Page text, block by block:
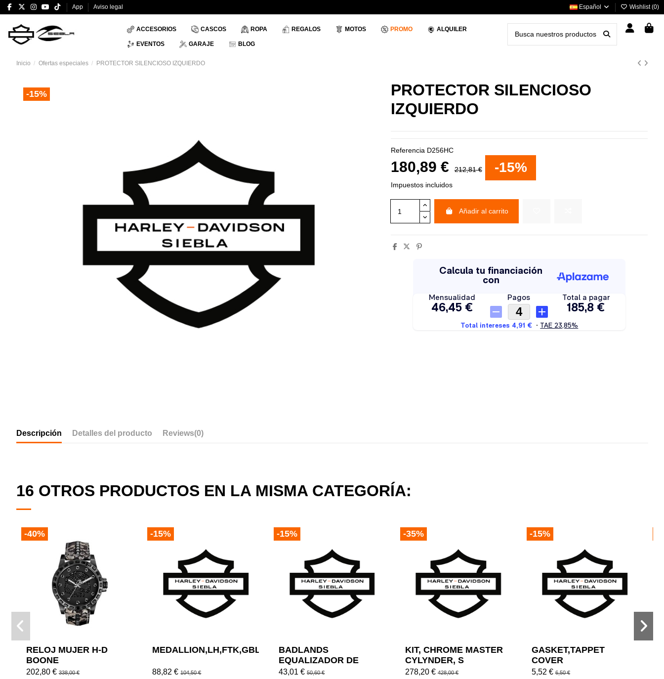
App Aviso legal Español Wishlist (0)
ACCESORIOS CASCOS ROPA REGALOS MOTOS PROMO ALQUILER
EVENTOS GARAJE BLOG
Inicio Ofertas especiales PROTECTOR SILENCIOSO IZQUIERDO
-15%
PROTECTOR SILENCIOSO
IZQUIERDO
Referencia D256HC
180,89 € 212,81 € -15%
Impuestos incluidos
Añadir al carrito
Descripción Detalles del producto Reviews(0)
16 OTROS PRODUCTOS EN LA MISMA CATEGORÍA:
-40%
RELOJ MUJER H-D
BOONE
202,80 € 338,00 €
-15%
MEDALLION,LH,FTK,GBLK
88,82 €104,50 €
-15%
BADLANDS
EQUALIZADOR DE
CARGA I
43,01 €50,60 €
-35%
KIT, CHROME MASTER
CYLYNDER, S
278,20 € 428,00 €
-15%
GASKET,TAPPET
COVER
5,52 € 6,50 €